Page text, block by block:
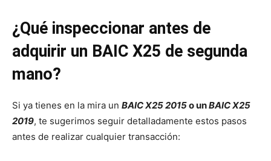
¿Qué inspeccionar antes de
adquirir un BAIC X25 de segunda
mano?
Si ya tienes en la mira un BAIC X25 2015o unBAIC X25
2019, te sugerimos seguir detalladamente estos pasos
antes de realizar cualquier transacción: